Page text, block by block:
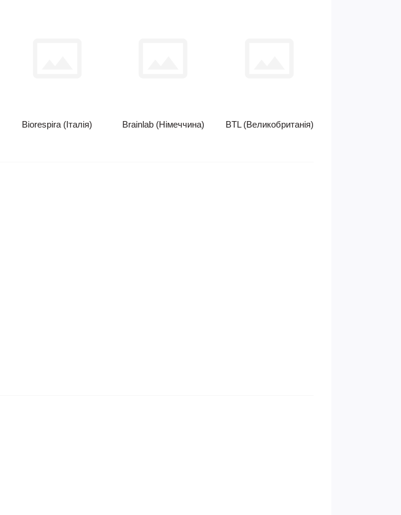
Biorespira (Італія) Brainlab (Німеччина) BTL (Великобританія)